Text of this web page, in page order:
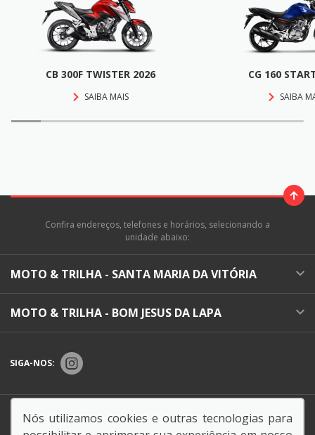
CB 300F TWISTER 2026
SAIBA MAIS
CG 160
SAIBA
Confira endereços, telefones e horários, selecionando a
unidade abaixo:
MOTO & TRILHA - SANTA MARIA DA VITÓRIA
MOTO & TRILHA - BOM JESUS DA LAPA
SIGA-NOS:
Endereço Matriz: BR 430, 0 - KM 1,LOTES 04 E 06, -
CENTRO - BOM JESUS DA LAPA-BA
Nós utilizamos cookies e outras tecnologias para